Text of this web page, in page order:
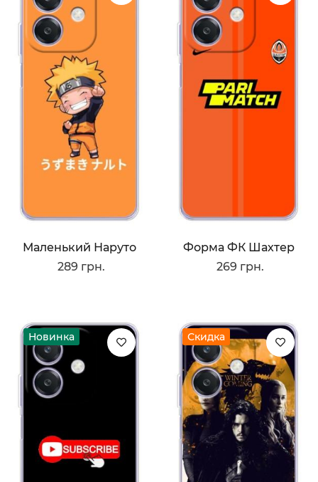
Маленький Наруто
289 грн.
Форма ФК Шахтер
269 грн.
Новинка Скидка